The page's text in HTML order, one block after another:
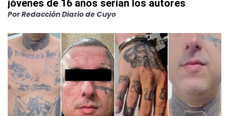
jóvenes de 16 años serían los autores
PorRedacción Diario de Cuyo